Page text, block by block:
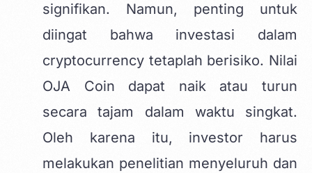
signifikan. Namun, penting untuk
diingat bahwa investasi dalam
cryptocurrency tetaplah berisiko. Nilai
OJA Coin dapat naik atau turun
secara tajam dalam waktu singkat.
Oleh karena itu, investor harus
melakukan penelitian menyeluruh dan